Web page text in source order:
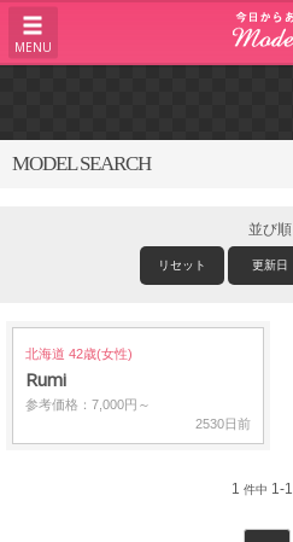
MENU
MODEL SEARCH
並び順
リセット 更新日
北海道 42歳(女性)
Rumi
参考価格：7,000円～
2530日前
1 件中 1-1